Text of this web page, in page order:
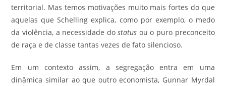
territorial. Mas temos motivações muito mais fortes do que
aquelas que Schelling explica, como por exemplo, o medo
da violência, a necessidade dostatus ou o puro preconceito
de raça e de classe tantas vezes de fato silencioso.
Em um contexto assim, a segregação entra em uma
dinâmica similar ao que outro economista, Gunnar Myrdal